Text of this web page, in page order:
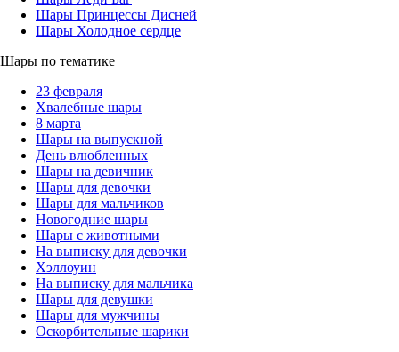
Шары Принцессы Дисней
Шары Холодное сердце
Шары по тематике
23 февраля
Хвалебные шары
8 марта
Шары на выпускной
День влюбленных
Шары на девичник
Шары для девочки
Шары для мальчиков
Новогодние шары
Шары с животными
На выписку для девочки
Хэллоуин
На выписку для мальчика
Шары для девушки
Шары для мужчины
Оскорбительные шарики